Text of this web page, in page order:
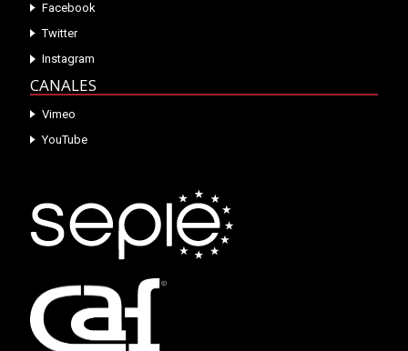
Facebook
Twitter
Instagram
CANALES
Vimeo
YouTube